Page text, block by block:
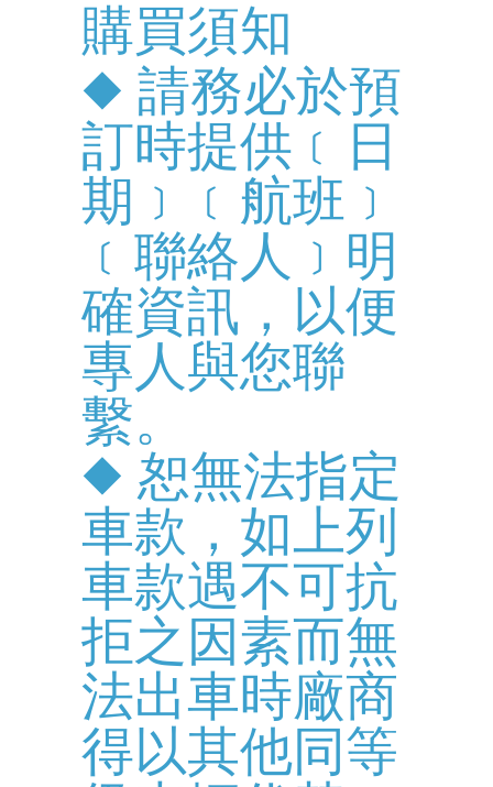
購買須知
◆ 請務必於預
訂時提供﹝日
期﹞﹝航班﹞
﹝聯絡人﹞明
確資訊，以便
專人與您聯
繫。
◆ 恕無法指定
車款，如上列
車款遇不可抗
拒之因素而無
法出車時廠商
得以其他同等